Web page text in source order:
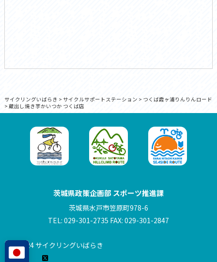
サイクリングいばらき > サイクルサポートステーション > つくば霞ヶ浦りんりんロード
> 蔵出し焼き芋かいつか つくば店
茨城県政策企画部 スポーツ推進課
茨城県水戸市笠原町978-6
TEL: 029-301-2735 FAX: 029-301-2847
© 2024 サイクリングいばらき